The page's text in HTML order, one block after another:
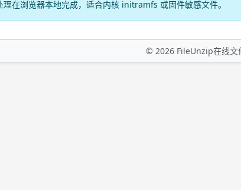
理在浏览器本地完成，适合内核 initramfs 或固件敏感文件。
© 2026FileUnzip在线文